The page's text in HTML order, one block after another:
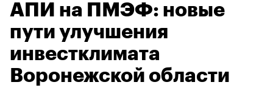
АПИ на ПМЭФ: новые
пути улучшения
инвестклимата
Воронежской области